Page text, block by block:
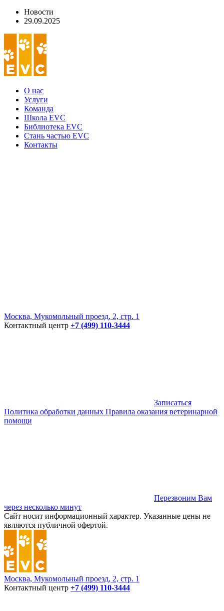
Новости
29.09.2025
О нас
Услуги
Команда
Школа EVC
Библиотека EVC
Стань частью EVC
Контакты
Москва, Мукомольный проезд, 2, стр. 1
Контактный центр +7 (499) 110-3444
Записаться
Политика обработки данных Правила оказания ветеринарной
помощи
Перезвоним Вам
через несколько минут
Сайт носит информационный характер. Указанные цены не
являются публичной офертой.
Москва, Мукомольный проезд, 2, стр. 1
Контактный центр +7 (499) 110-3444